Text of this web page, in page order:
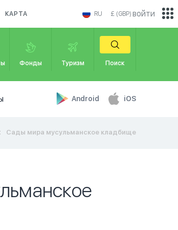
КАРТА RU £ (GBP)
Фонды Туризм Поиск
Android iOS
войти
Сады мира мусульманское кладбище